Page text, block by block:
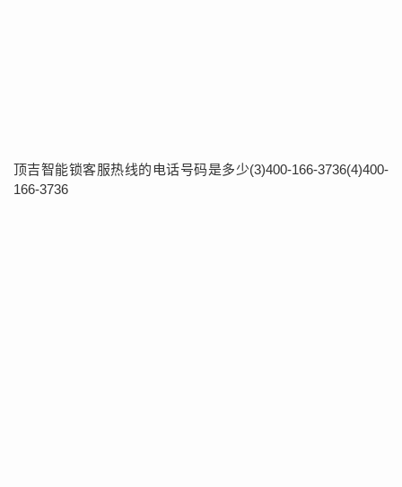
顶吉智能锁客服热线的电话号码是多少(3)400-166-3736(4)400-
166-3736